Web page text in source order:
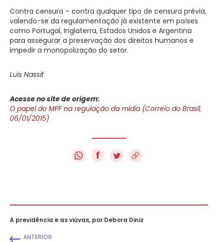
Contra censura – contra qualquer tipo de censura prévia,
valendo-se da regulamentação já existente em países
como Portugal, Inglaterra, Estados Unidos e Argentina
para assegurar a preservação dos direitos humanos e
impedir a monopolização do setor.
Luis Nassif
Acesse no site de origem:
O papel do MPF na regulação da mídia (Correio do Brasil,
06/01/2015)
f
A previdência e as viúvas, por Debora Diniz
ANTERIOR